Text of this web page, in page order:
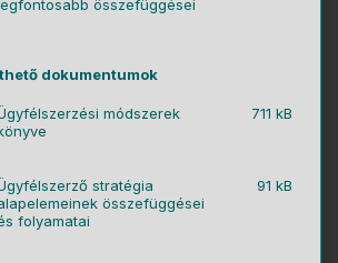
összefüggései
dokumentumok
módszerek
711 kB
stratégia
összefüggései
folyamatai
91 kB